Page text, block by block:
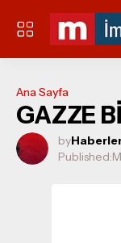
Ana Sayfa
GAZZE
by
Published: